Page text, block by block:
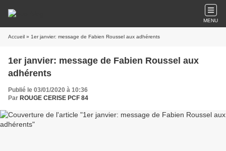
MENU
Accueil » 1er janvier: message de Fabien Roussel aux adhérents
1er janvier: message de Fabien Roussel aux
adhérents
Publié le 03/01/2020 à 10:36
Par ROUGE CERISE PCF 84